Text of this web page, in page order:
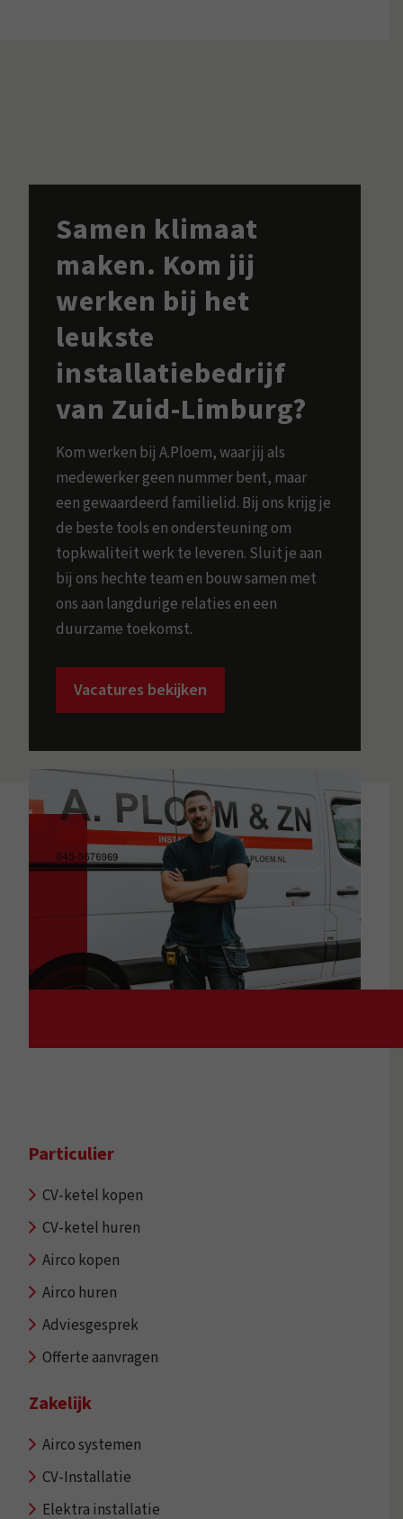
Samen klimaat
maken. Kom jij
werken bij het
leukste
installatiebedrijf
van Zuid-Limburg?
Kom werken bij A.Ploem, waar jij als
medewerker geen nummer bent, maar
een gewaardeerd familielid. Bij ons krijg je
de beste tools en ondersteuning om
topkwaliteit werk te leveren. Sluit je aan
bij ons hechte team en bouw samen met
ons aan langdurige relaties en een
duurzame toekomst.
Vacatures bekijken
Particulier
CV-ketel kopen
CV-ketel huren
Airco kopen
Airco huren
Adviesgesprek
Offerte aanvragen
Zakelijk
Airco systemen
CV-Installatie
Elektra installatie